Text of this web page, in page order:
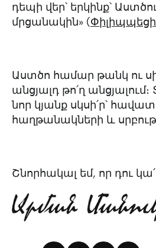
դեպի վեր՝ երկինք՝
մրցանակին» (
Աստծո համար թանկ ու
անցյալդ թո՛ղ
նոր կյանք սկսի՛ր՝
հաղթանակների և
Շնորհակալ եմ, որ դու